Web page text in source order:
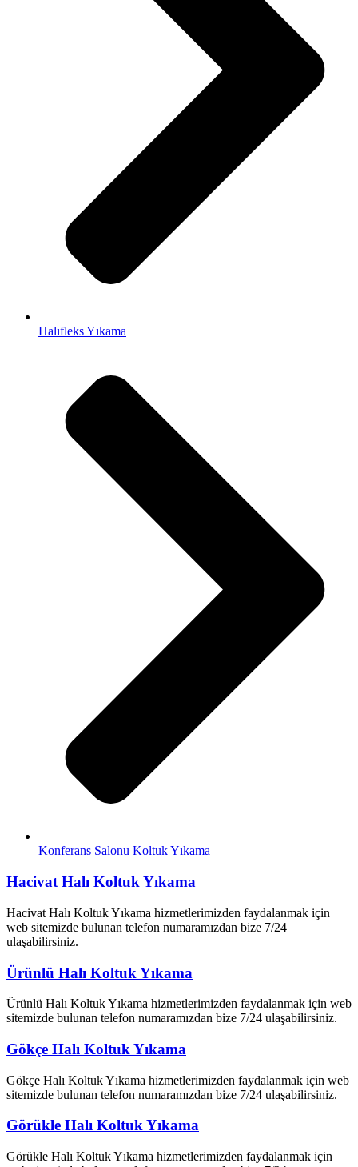
Halıfleks Yıkama
Konferans Salonu Koltuk Yıkama
Hacivat Halı Koltuk Yıkama
Hacivat Halı Koltuk Yıkama hizmetlerimizden faydalanmak için
web sitemizde bulunan telefon numaramızdan bize 7/24
ulaşabilirsiniz.
Ürünlü Halı Koltuk Yıkama
Ürünlü Halı Koltuk Yıkama hizmetlerimizden faydalanmak için web
sitemizde bulunan telefon numaramızdan bize 7/24 ulaşabilirsiniz.
Gökçe Halı Koltuk Yıkama
Gökçe Halı Koltuk Yıkama hizmetlerimizden faydalanmak için web
sitemizde bulunan telefon numaramızdan bize 7/24 ulaşabilirsiniz.
Görükle Halı Koltuk Yıkama
Görükle Halı Koltuk Yıkama hizmetlerimizden faydalanmak için